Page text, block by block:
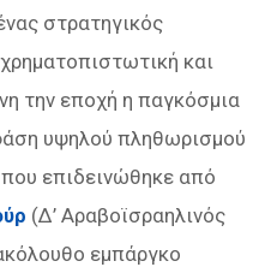
στρατηγικός
και
την εποχή η παγκόσμια
υψηλού πληθωρισμού
επιδεινώθηκε από
(Δ’ Αραβοϊσραηλινός
εμπάργκο